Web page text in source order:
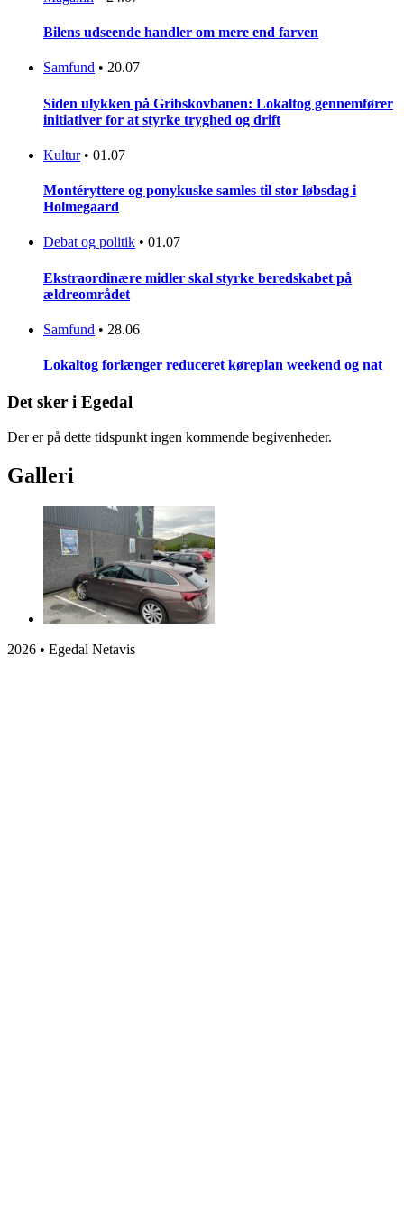
Bilens udseende handler om mere end farven
Samfund • 20.07
Siden ulykken på Gribskovbanen: Lokaltog gennemfører
initiativer for at styrke tryghed og drift
Kultur • 01.07
Montéryttere og ponykuske samles til stor løbsdag i
Holmegaard
Debat og politik • 01.07
Ekstraordinære midler skal styrke beredskabet på
ældreområdet
Samfund • 28.06
Lokaltog forlænger reduceret køreplan weekend og nat
Det sker i Egedal
Der er på dette tidspunkt ingen kommende begivenheder.
Galleri
2026 • Egedal Netavis